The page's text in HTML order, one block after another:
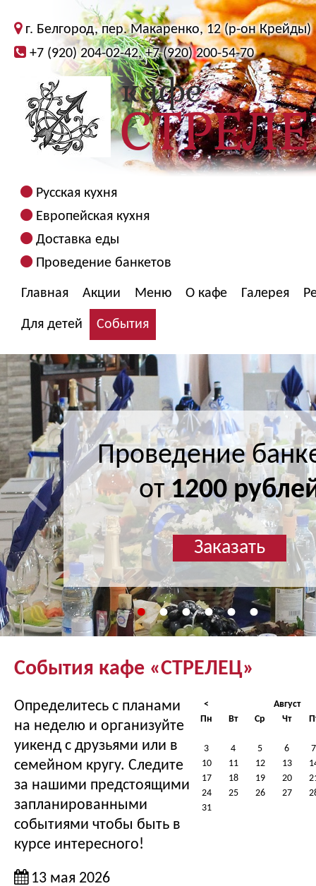
г. Белгород, пер. Макаренко, 12 (р-он Крейды)
+7 (920) 204-02-42, +7 (920) 200-54-70
Русская кухня
Европейская кухня
Доставка еды
Проведение банкетов
Главная Акции Меню О кафе Галерея
Для детей События
Проведение
от1200
Заказать
Проведение
от1200
Заказать
События кафе «СТРЕЛЕЦ»
<
Август
Пн
Вт Ср Чт
3 4 5 6
7
10
11 12 13
17
18 19 20
24
25 26 27
31
Определитесь с планами
на неделю и организуйте
уикенд с друзьями или в
семейном кругу. Следите
за нашими предстоящими
запланированными
событиями чтобы быть в
курсе интересного!
13 мая 2026